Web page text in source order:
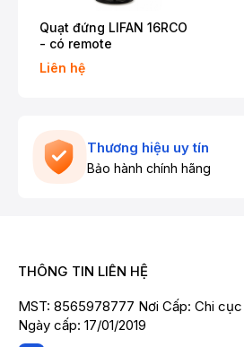
Quạt đứng LIFAN 16RCO
- có remote
Liên hệ
Thương hiệu uy tín
Bảo hành chính hãng
THÔNG TIN LIÊN HỆ
MST: 8565978777 Nơi Cấp: Chi
Ngày cấp: 17/01/2019